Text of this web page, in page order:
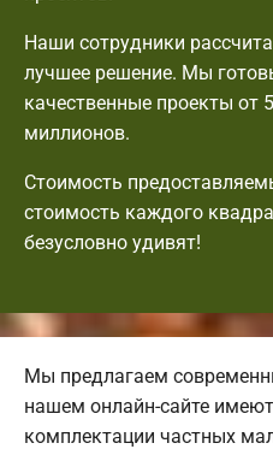
Наши сотрудники
лучшее решение. Мы
качественные проекты от
миллионов.
Стоимость
стоимость каждого
безусловно удивят!
Мы предлагаем
нашем онлайн-сайте
комплектации частных